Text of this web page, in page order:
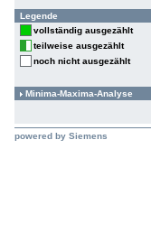
Legende
vollständig ausgezählt
teilweise ausgezählt
noch nicht ausgezählt
Minima-Maxima-Analyse
powered by Siemens